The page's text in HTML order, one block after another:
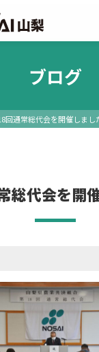
ブログ
回通常総代会を開催しまし
総代会を開